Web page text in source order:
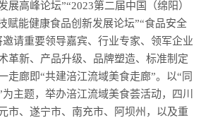
展高峰论坛”“2023第二届中国（绵阳）
赋能健康食品创新发展论坛”“食品安全
请重要领导嘉宾、行业专家、领军企业
革新、产品升级、品牌塑造、标准制定
走廊即“共建涪江流域美食走廊”。以“同
主题，举办涪江流域美食荟活动，四川
市、遂宁市、南充市、阿坝州，以及重